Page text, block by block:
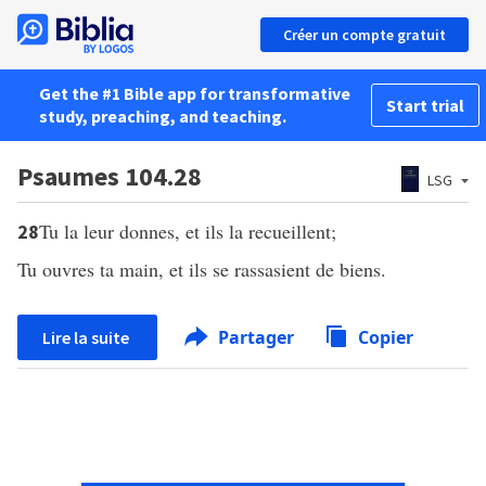
Créer un compte gratuit
Get the #1 Bible app for transformative
study, preaching, and teaching.
Start trial
Psaumes 104.28 LSG
28Tu la leur donnes, et ils la recueillent;
Tu ouvres ta main, et ils se rassasient de biens.
Lire la suite Partager Copier